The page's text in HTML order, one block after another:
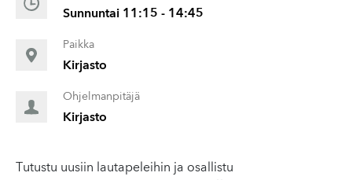
Sunnuntai 11:15 - 14:45
Paikka
Kirjasto
Ohjelmanpitäjä
Kirjasto
Tutustu uusiin lautapeleihin ja osallistu